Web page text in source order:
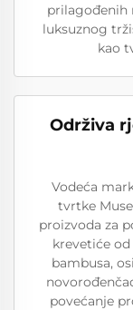
prilagođenih
luksuznog
kao
Održiva
Vodeća
tvrtke
proizvoda za
krevetiće
bambusa,
povećanje